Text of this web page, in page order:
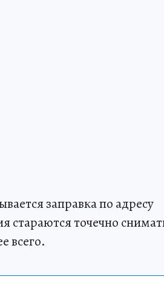
заправка по адресу
стараются точечно
всего.